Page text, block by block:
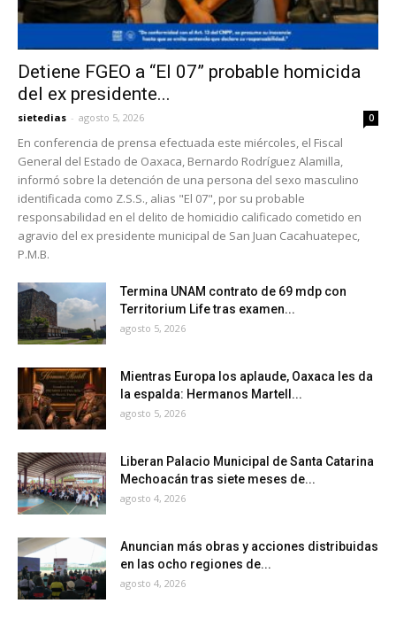
Detiene FGEO a “El 07” probable homicida
del ex presidente...
sietedias - agosto 5, 2026 0
En conferencia de prensa efectuada este miércoles, el Fiscal
General del Estado de Oaxaca, Bernardo Rodríguez Alamilla,
informó sobre la detención de una persona del sexo masculino
identificada como Z.S.S., alias "El 07", por su probable
responsabilidad en el delito de homicidio calificado cometido en
agravio del ex presidente municipal de San Juan Cacahuatepec,
P.M.B.
Termina UNAM contrato de 69 mdp con
Territorium Life tras examen...
agosto 5, 2026
Mientras Europa los aplaude, Oaxaca les da
la espalda: Hermanos Martell...
agosto 5, 2026
Liberan Palacio Municipal de Santa Catarina
Mechoacán tras siete meses de...
agosto 4, 2026
Anuncian más obras y acciones distribuidas
en las ocho regiones de...
agosto 4, 2026